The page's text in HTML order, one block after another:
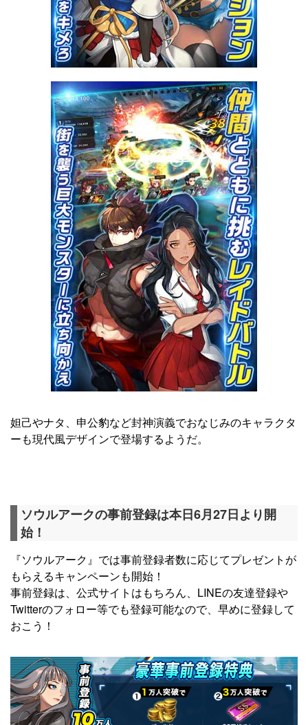
妲己やナタ、申公豹など封神演義でおなじみのキャラクタ
ーも現代風デザインで登場するようだ。
ソウルアークの事前登録は本日6月27日より開
始！
『ソウルアーク』では事前登録者数に応じてプレゼントが
もらえるキャンペーンも開始！
事前登録は、公式サイトはもちろん、LINEの友達登録や
Twitterのフォロー等でも登録可能なので、早めに登録して
おこう！